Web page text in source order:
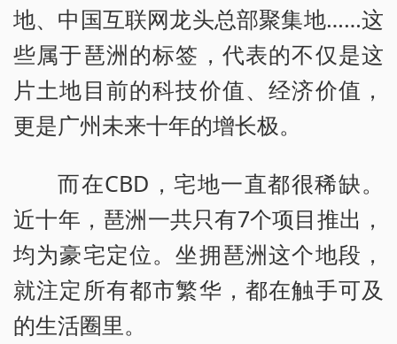
地、中国互联网龙头总部聚集地……这
些属于琶洲的标签，代表的不仅是这
片土地目前的科技价值、经济价值，
更是广州未来十年的增长极。
而在CBD，宅地一直都很稀缺。
近十年，琶洲一共只有7个项目推出，
均为豪宅定位。坐拥琶洲这个地段，
就注定所有都市繁华，都在触手可及
的生活圈里。